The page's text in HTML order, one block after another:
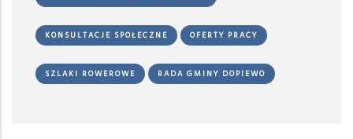
KONSULTACJE SPOŁECZNE OFERTY PRACY
SZLAKI ROWEROWE RADA GMINY DOPIEWO